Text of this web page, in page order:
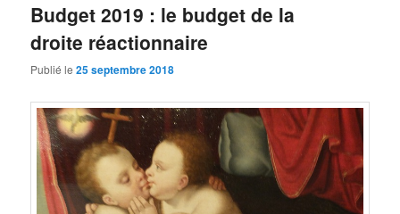
Budget 2019 : le budget de la
droite réactionnaire
Publié le25 septembre 2018